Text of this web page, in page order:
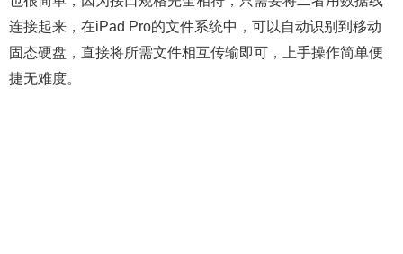
连接起来，在iPad Pro的文件系统中，可以自动识别到移动
固态硬盘，直接将所需文件相互传输即可，上手操作简单便
捷无难度。